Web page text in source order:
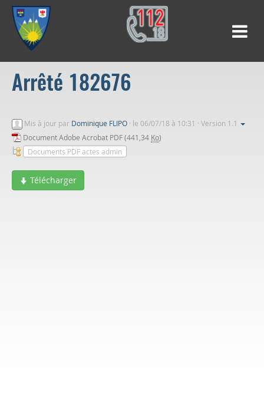
Arrêté 182676
Mis à jour par Dominique FLIPO · le 06/07/18 à 10:31 · Version 1.1
Document Adobe Acrobat PDF (441,34 Ko)
Documents PDF actes admin
Télécharger